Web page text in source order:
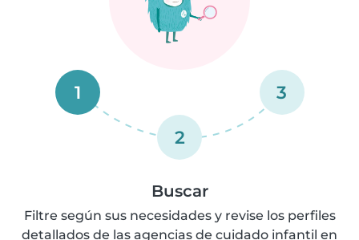
1
2
3
Buscar
Filtre según sus necesidades y revise los perfiles
detallados de las agencias de cuidado infantil en